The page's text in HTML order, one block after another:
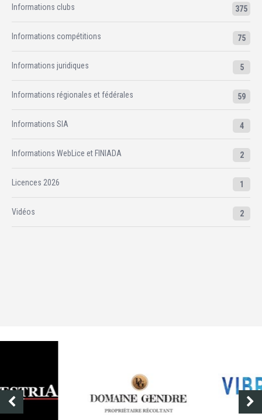
Informations clubs 375
Informations compétitions 75
Informations juridiques 5
Informations régionales et fédérales 59
Informations SIA 4
Informations WebLice et FINIADA 2
Licences 2026 1
Vidéos 2